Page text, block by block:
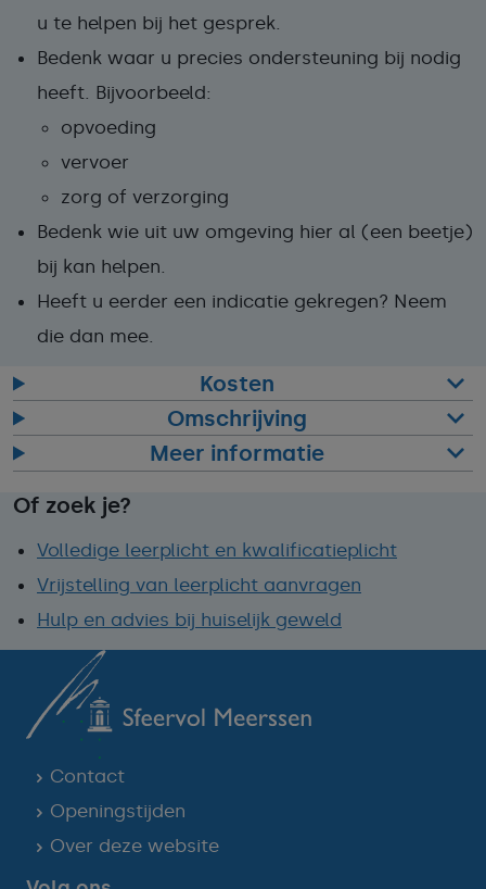
u te helpen bij het gesprek.
Bedenk waar u precies ondersteuning bij nodig
heeft. Bijvoorbeeld:
opvoeding
vervoer
zorg of verzorging
Bedenk wie uit uw omgeving hier al (een beetje)
bij kan helpen.
Heeft u eerder een indicatie gekregen? Neem
die dan mee.
Kosten
Omschrijving
Meer informatie
Of zoek je?
Volledige leerplicht en kwalificatieplicht
Vrijstelling van leerplicht aanvragen
Hulp en advies bij huiselijk geweld
Contact
Openingstijden
Over deze website